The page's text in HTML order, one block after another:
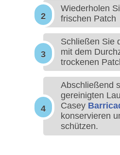
Wiederholen
frischen Patch
Schließen Sie
mit dem
trockenen
Abschließend
gereinigten
Casey
konservieren
schützen.